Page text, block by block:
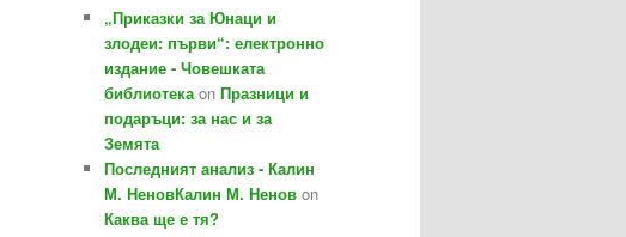
„Приказки за Юнаци и
злодеи: първи“: електронно
издание - Човешката
библиотекаon Празници и
подаръци: за нас и за
Земята
Последният анализ - Калин
М. НеновКалин М. Ненов on
Каква ще е тя?